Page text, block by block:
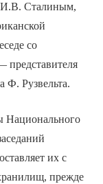
И.В. Сталиным,
со
представителя
Ф. Рузвельта.
Национального
их с
прежде